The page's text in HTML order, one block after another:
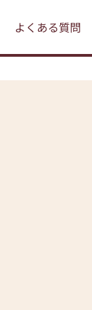
よくある質問